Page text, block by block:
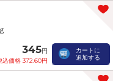
345円
込価格 372.60円
カートに
追加する